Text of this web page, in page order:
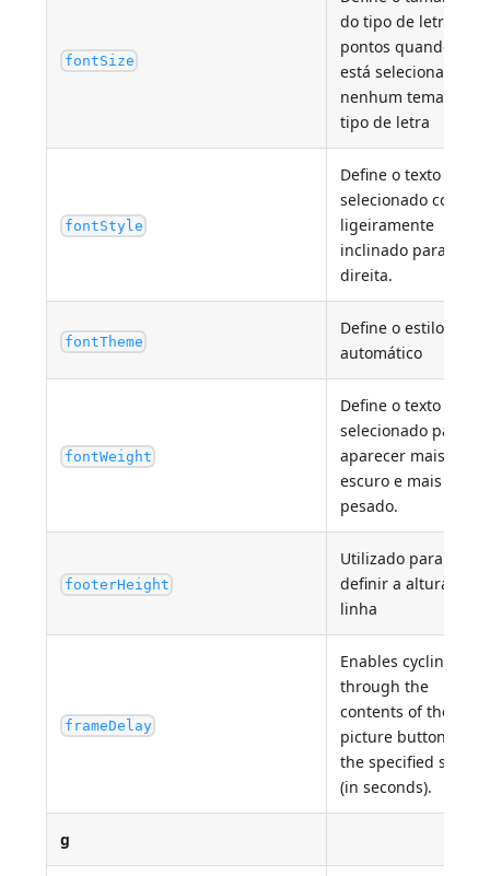
fontSize
do tipo de letra em
pontos quando não
está selecionado
nenhum tema de
tipo de letra
fontStyle
Define o texto
selecionado como
ligeiramente
inclinado para a
direita.
fontTheme
Define o estilo
automático
fontWeight
Define o texto
selecionado para
aparecer mais
escuro e mais
pesado.
footerHeight
Utilizado para
definir a altura da
linha
frameDelay
Enables cycling
through the
contents of the
picture button at
the specified speed
(in seconds).
g